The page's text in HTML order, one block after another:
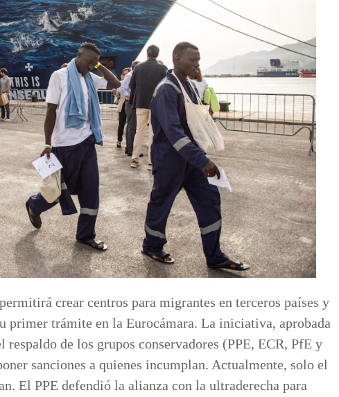
crear centros para migrantes en terceros países y
primer trámite en la Eurocámara. La iniciativa, aprobada
de los grupos conservadores (PPE, ECR, PfE y
sanciones a quienes incumplan. Actualmente, solo el
El PPE defendió la alianza con la ultraderecha para